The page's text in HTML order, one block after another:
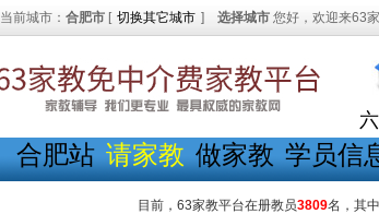
当前城市： 合肥市 [ 切换其它城市 ] 选择城市 您好，欢迎来63
合肥站 请家教 做家教 学员信
目前，63家教平台在册教员3809名，其